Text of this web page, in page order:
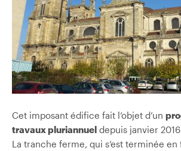
Cet imposant édifice fait l’objet d’un
travaux pluriannuel depuis janvier
La tranche ferme, qui s’est terminée en